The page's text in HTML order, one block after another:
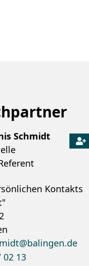
Schmidt
02 13